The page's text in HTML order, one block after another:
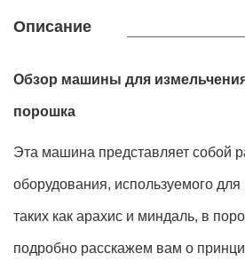
Описание
Обзор машины для
порошка
Эта машина представляет собой
оборудования, используемого
таких как арахис и миндаль, в
подробно расскажем вам о